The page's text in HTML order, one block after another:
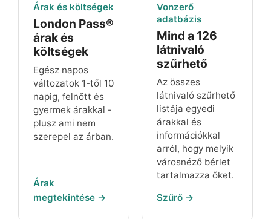
Árak és költségek
London Pass®
árak és
költségek
Egész napos
változatok 1-től 10
napig, felnőtt és
gyermek árakkal -
plusz ami nem
szerepel az árban.
Árak
megtekintése →
Vonzerő
adatbázis
Mind a 126
látnivaló
szűrhető
Az összes
látnivaló szűrhető
listája egyedi
árakkal és
információkkal
arról, hogy melyik
városnéző bérlet
tartalmazza őket.
Szűrő →